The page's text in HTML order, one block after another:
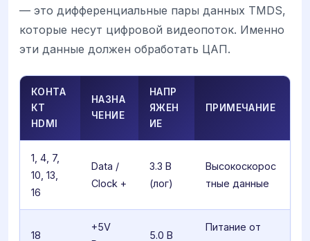
— это дифференциальные пары данных TMDS,
которые несут цифровой видеопоток. Именно
эти данные должен обработать ЦАП.
КОНТА
КТ
HDMI
НАЗНА
ЧЕНИЕ
НАПР
ЯЖЕН
ИЕ
ПРИМЕЧАНИЕ
1, 4, 7,
10, 13,
16
Data /
Clock +
3.3 В
(лог)
Высокоскорос
тные данные
18
+5V
5.0 В
Питание от